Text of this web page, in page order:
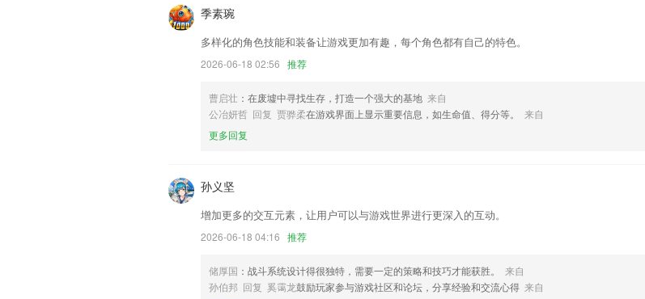
季素琬
多样化的角色技能和装备让游戏更加有趣，每个角色都有自己的特色。
2026-06-18 02:56 推荐
曹启壮 ：在废墟中寻找生存，打造一个强大的基地 来自
公冶妍哲 回复 贾骅柔在游戏界面上显示重要信息，如生命值、得分等。
来自
更多回复
孙义坚
增加更多的交互元素，让用户可以与游戏世界进行更深入的互动。
2026-06-18 04:16 推荐
储厚国 ：战斗系统设计得很独特，需要一定的策略和技巧才能获胜。
来自
孙伯邦 回复 奚霭龙鼓励玩家参与游戏社区和论坛，分享经验和交流心得 来自